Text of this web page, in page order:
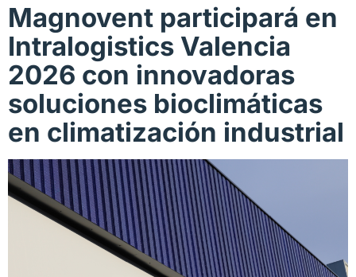
Magnovent participará en
Intralogistics Valencia
2026 con innovadoras
soluciones bioclimáticas
en climatización industrial